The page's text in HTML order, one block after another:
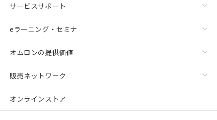
サービスサポート
eラーニング・セミナ
オムロンの提供価値
販売ネットワーク
オンラインストア